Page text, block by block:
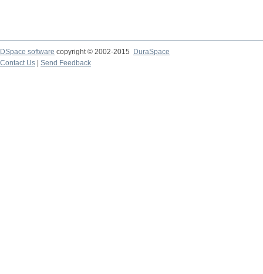
DSpace software copyright © 2002-2015
DuraSpace
Contact Us
Send Feedback